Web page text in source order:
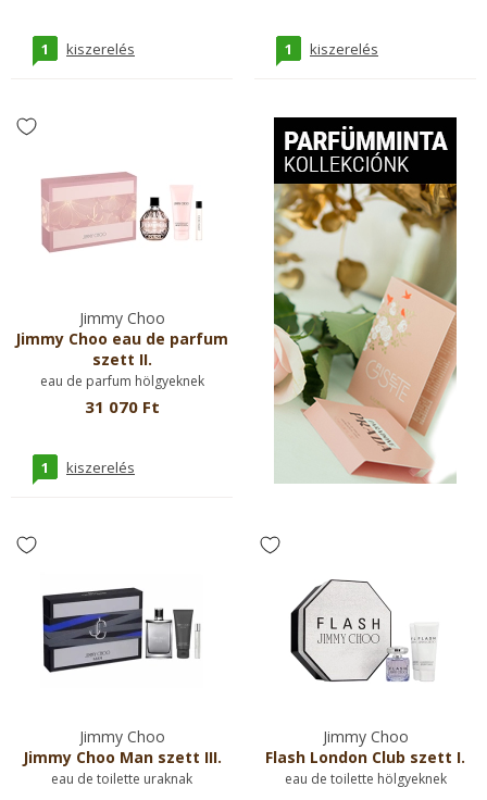
1 kiszerelés 1 kiszerelés
Jimmy Choo
Jimmy Choo eau de parfum
szett II.
eau de parfum hölgyeknek
31 070 Ft
1 kiszerelés
Jimmy Choo
Jimmy Choo Man szett III.
eau de toilette uraknak
Jimmy Choo
Flash London Club szett I.
eau de toilette hölgyeknek